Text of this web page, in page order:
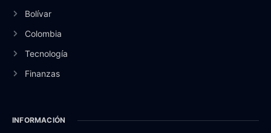
Bolívar
Colombia
Tecnología
Finanzas
INFORMACIÓN